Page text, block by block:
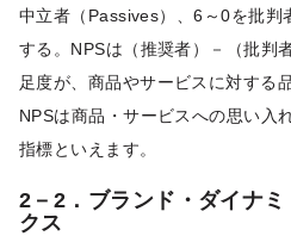
中立者（Passives）、6～0を批
する。NPSは（推奨者）－（批判
足度が、商品やサービスに対する
NPSは商品・サービスへの思い入
指標といえます。
2－2．ブランド・ダイナミ
クス